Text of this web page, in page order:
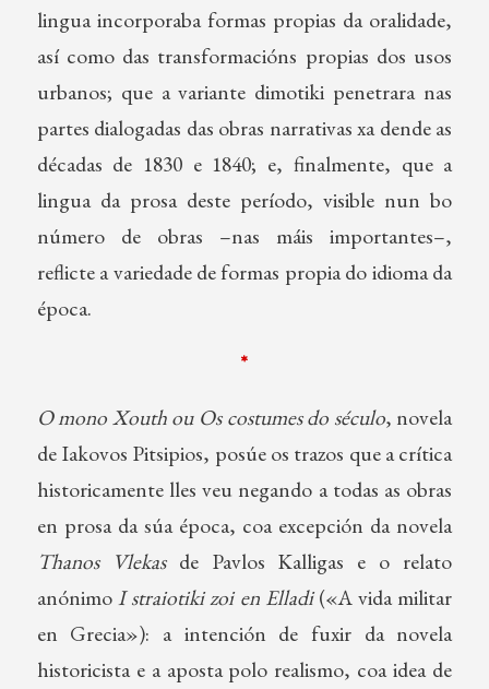
lingua incorporaba formas propias da oralidade,
así como das transformacións propias dos usos
urbanos; que a variante dimotiki penetrara nas
partes dialogadas das obras narrativas xa dende as
décadas de 1830 e 1840; e, finalmente, que a
lingua da prosa deste período, visible nun bo
número de obras –nas máis importantes–,
reflicte a variedade de formas propia do idioma da
época.
*
O mono Xouth ou Os costumes do século, novela
de Iakovos Pitsipios, posúe os trazos que a crítica
historicamente lles veu negando a todas as obras
en prosa da súa época, coa excepción da novela
Thanos Vlekasde Pavlos Kalligas e o relato
anónimoI straiotiki zoi en Elladi(«A vida militar
en Grecia»): a intención de fuxir da novela
historicista e a aposta polo realismo, coa idea de